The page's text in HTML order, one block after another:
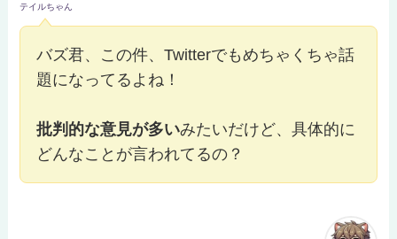
テイルちゃん
バズ君、この件、Twitterでもめちゃくちゃ話
題になってるよね！
批判的な意見が多いみたいだけど、具体的に
どんなことが言われてるの？